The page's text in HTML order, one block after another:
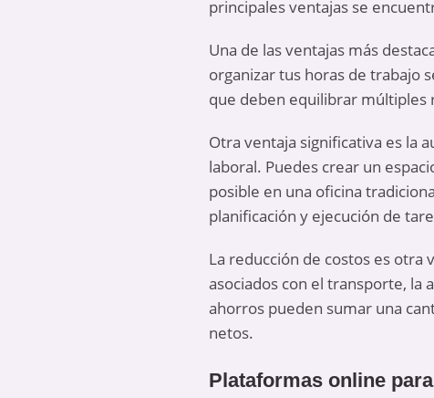
principales ventajas se
Una de las ventajas más
organizar tus horas de trabajo
que deben equilibrar múltiples
Otra ventaja significativa es la
laboral. Puedes crear un
posible en una oficina
planificación y ejecución de
La reducción de costos es otra
asociados con el transporte, la
ahorros pueden sumar una
netos.
Plataformas online